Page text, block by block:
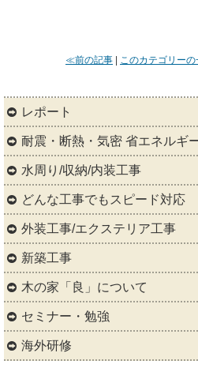
≪前の記事 | このカテゴリー
レポート
耐震・断熱・気密 省エネルギ
水周り/収納/内装工事
どんな工事でもスピード対応
外装工事/エクステリア工事
新築工事
木の家「良」について
セミナー・勉強
海外研修